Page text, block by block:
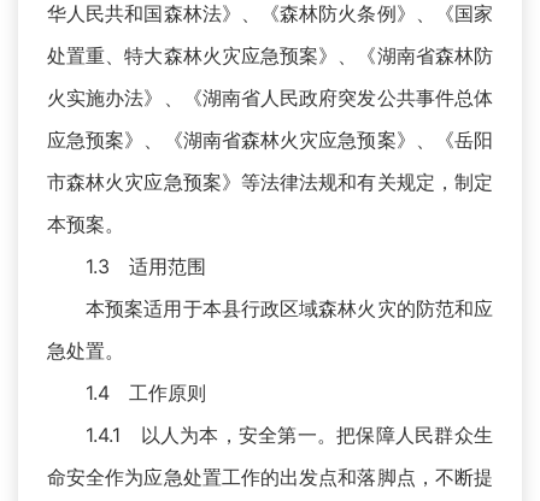
华人民共和国森林法》、《森林防火条例》、《国家
处置重、特大森林火灾应急预案》、《湖南省森林防
火实施办法》、《湖南省人民政府突发公共事件总体
应急预案》、《湖南省森林火灾应急预案》、《岳阳
市森林火灾应急预案》等法律法规和有关规定，制定
本预案。
1.3 适用范围
本预案适用于本县行政区域森林火灾的防范和应
急处置。
1.4 工作原则
1.4.1 以人为本，安全第一。把保障人民群众生
命安全作为应急处置工作的出发点和落脚点，不断提